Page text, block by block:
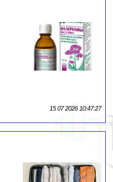
15 07 2026 10:47:27